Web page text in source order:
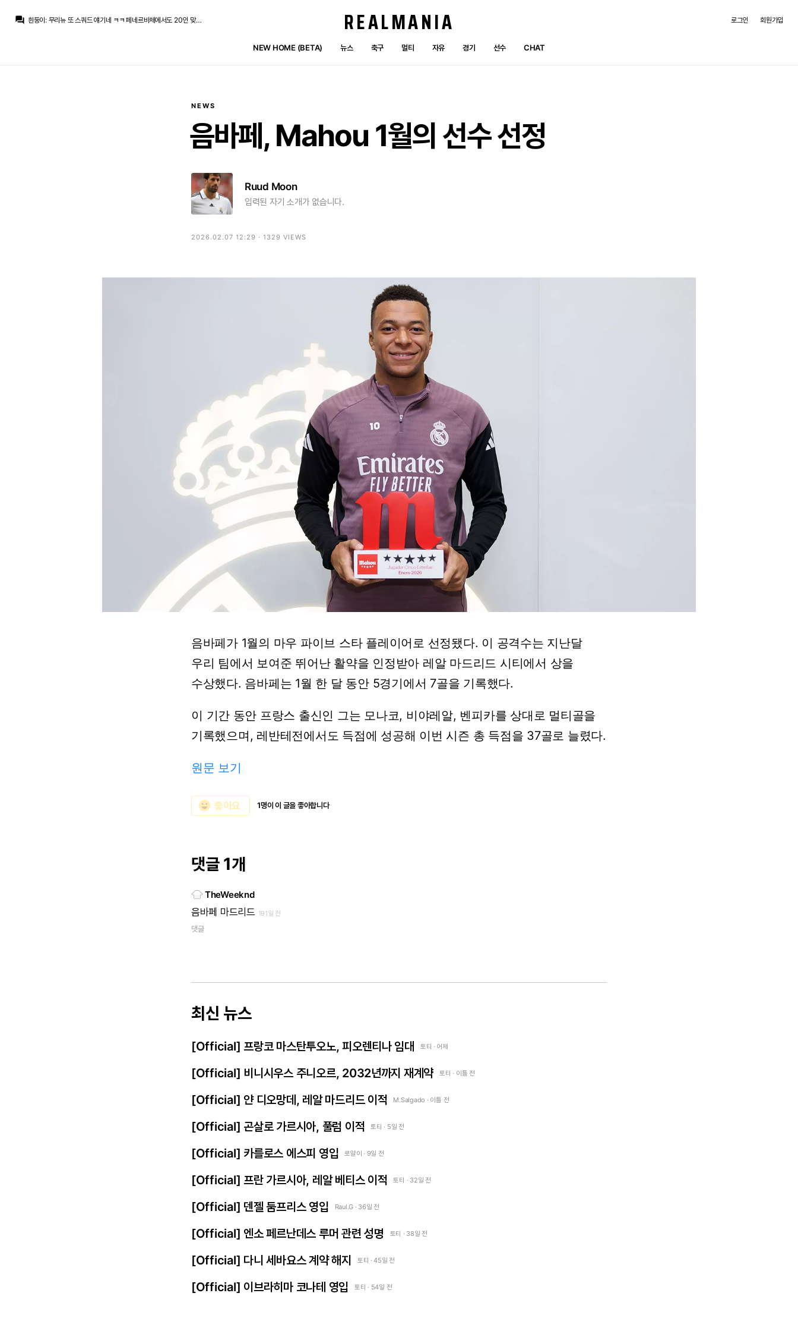
question_answer 흰둥이: 무리뉴 또 스쿼드 얘기네 ㅋㅋ 페네르바체에서도 20인 맞춘다니 성격 못버림
REALMANIA
NEW HOME (BETA) 뉴스 축구 멀티 자유 경기 선수 CHAT
로그인 회원가입
NEWS
음바페, Mahou 1월의 선수선정
Ruud Moon
입력된 자기 소개가 없습니다.
2026.02.07 12:29 · 1329 VIEWS
음바페가 1월의 마우 파이브 스타 플레이어로 선정됐다. 이 공격수는 지난달
우리 팀에서 보여준 뛰어난 활약을 인정받아 레알 마드리드 시티에서 상을
수상했다. 음바페는 1월 한 달 동안 5경기에서 7골을 기록했다.
이 기간 동안 프랑스 출신인 그는 모나코, 비야레알, 벤피카를 상대로 멀티골을
기록했으며, 레반테전에서도 득점에 성공해 이번 시즌 총 득점을 37골로 늘렸다.
원문 보기
emoji_emotions 좋아요 1명이 이 글을 좋아합니다
댓글 1개
TheWeeknd
음바페 마드리드 191일 전
댓글
최신 뉴스
[Official] 프랑코 마스탄투오노, 피오렌티나 임대 토티 · 어제
[Official] 비니시우스 주니오르, 2032년까지 재계약 토티 · 이틀 전
[Official] 얀 디오망데, 레알 마드리드 이적 M.Salgado · 이틀 전
[Official] 곤살로 가르시아, 풀럼 이적 토티 · 5일 전
[Official] 카를로스 에스피 영입 로얄이 · 9일 전
[Official] 프란 가르시아, 레알 베티스 이적 토티 · 32일 전
[Official] 덴젤 둠프리스 영입 Raul.G · 36일 전
[Official] 엔소 페르난데스 루머 관련 성명 토티 · 38일 전
[Official] 다니 세바요스 계약 해지 토티 · 45일 전
[Official] 이브라히마 코나테 영입 토티 · 54일 전